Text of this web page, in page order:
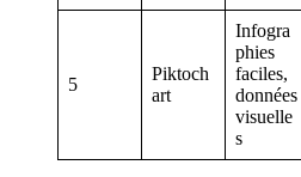
5
Piktoch
art
Infogra
phies
faciles,
données
visuelle
s